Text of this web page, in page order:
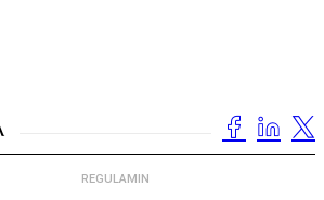
REGULAMIN